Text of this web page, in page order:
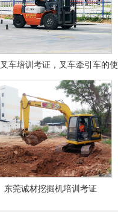
车培训考证，叉车牵引车的使
用和操作
东莞诚材挖掘机培训考证